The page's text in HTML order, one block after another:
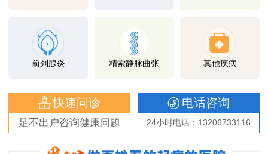
前列腺炎 精索静脉曲张 其他疾病
快速问诊
足不出户咨询健康问题
电话咨询
24小时电话：13206733116